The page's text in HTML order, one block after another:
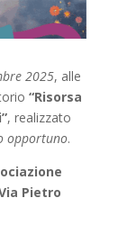
2025, alle
“Risorsa
, realizzato
opportuno.
Pietro